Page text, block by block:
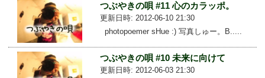
つぶやきの唄 #11 心のカラッポ。
更新日時: 2012-06-10 21:30
photopoemer sHue :) 写真しゅー。B.....
つぶやきの唄 #10 未来に向けて
更新日時: 2012-06-03 21:30